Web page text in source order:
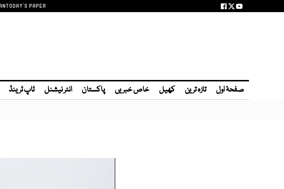
TODAY'S PAPER
صفحۂ اول تازہ ترین کھیل خاص خبریں پاکستان انٹر نیشنل ٹاپ ٹرینڈ